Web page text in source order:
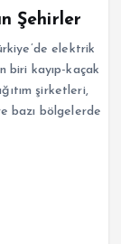
Şehirler
elektrik
biri kayıp-kaçak
şirketleri,
bazı bölgelerde